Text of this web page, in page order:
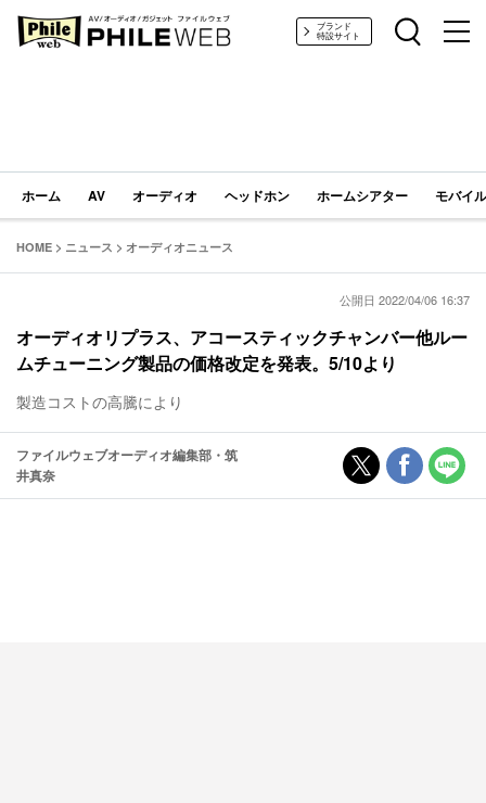
PHILE WEB｜AV/オーディオ/ガジェットブランド
特設サイト
ホーム AV オーディオ ヘッドホン ホームシアター モバイ
HOME > ニュース > オーディオニュース
公開日 2022/04/06 16:37
オーディオリプラス、アコースティックチャンバー他ルー
ムチューニング製品の価格改定を発表。5/10より
製造コストの高騰により
ファイルウェブオーディオ編集部・筑
井真奈